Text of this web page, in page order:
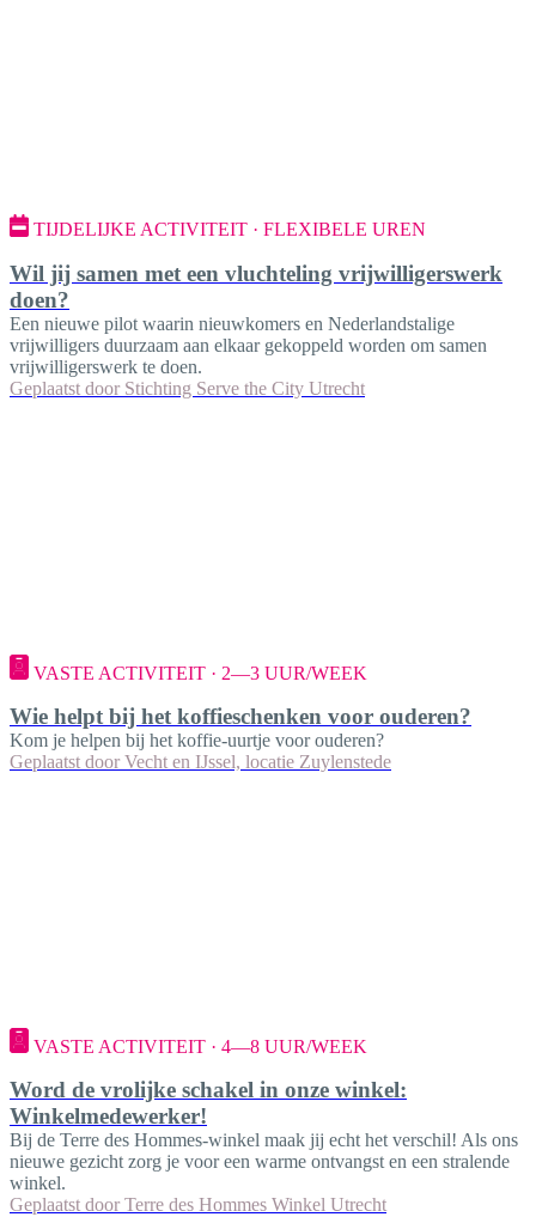
TIJDELIJKE ACTIVITEIT · FLEXIBELE UREN
Wil jij samen met een vluchteling vrijwilligerswerk
doen?
Een nieuwe pilot waarin nieuwkomers en Nederlandstalige
vrijwilligers duurzaam aan elkaar gekoppeld worden om samen
vrijwilligerswerk te doen.
Geplaatst door Stichting Serve the City Utrecht
VASTE ACTIVITEIT · 2—3 UUR/WEEK
Wie helpt bij het koffieschenken voor ouderen?
Kom je helpen bij het koffie-uurtje voor ouderen?
Geplaatst door Vecht en IJssel, locatie Zuylenstede
VASTE ACTIVITEIT · 4—8 UUR/WEEK
Word de vrolijke schakel in onze winkel:
Winkelmedewerker!
Bij de Terre des Hommes-winkel maak jij echt het verschil! Als ons
nieuwe gezicht zorg je voor een warme ontvangst en een stralende
winkel.
Geplaatst door Terre des Hommes Winkel Utrecht